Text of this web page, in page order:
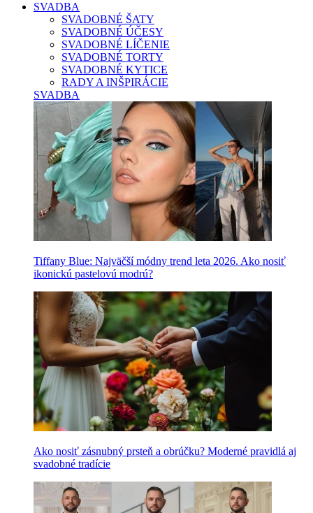
SVADBA
SVADOBNÉ ŠATY
SVADOBNÉ ÚČESY
SVADOBNÉ LÍČENIE
SVADOBNÉ TORTY
SVADOBNÉ KYTICE
RADY A INŠPIRÁCIE
SVADBA
Tiffany Blue: Najväčší módny trend leta 2026. Ako nosiť
ikonickú pastelovú modrú?
Ako nosiť zásnubný prsteň a obrúčku? Moderné pravidlá aj
svadobné tradície